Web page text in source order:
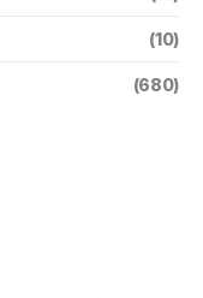
(10)
(680)